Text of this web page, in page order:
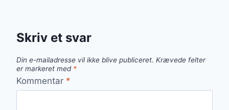
Skriv et svar
Din e-mailadresse vil ikke blive publiceret. Krævede felter
er markeret med *
Kommentar *